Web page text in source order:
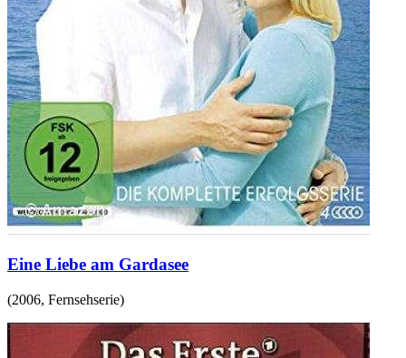
Eine Liebe am Gardasee
(2006, Fernsehserie)